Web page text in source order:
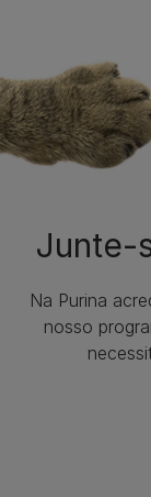
Junte-
Na Purina
nosso